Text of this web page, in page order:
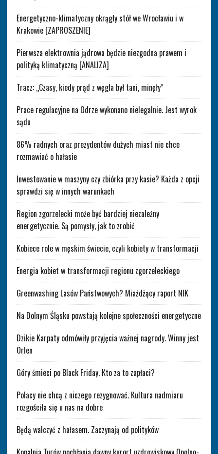
Energetyczno-klimatyczny okrągły stół we Wrocławiu i w
Krakowie [ZAPROSZENIE]
Pierwsza elektrownia jądrowa będzie niezgodna prawem i
polityką klimatyczną [ANALIZA]
Tracz: „Czasy, kiedy prąd z węgla był tani, minęły”
Prace regulacyjne na Odrze wykonano nielegalnie. Jest wyrok
sądu
86% radnych oraz prezydentów dużych miast nie chce
rozmawiać o hałasie
Inwestowanie w maszyny czy zbiórka przy kasie? Każda z opcji
sprawdzi się w innych warunkach
Region zgorzelecki może być bardziej niezależny
energetycznie. Są pomysły, jak to zrobić
Kobiece role w męskim świecie, czyli kobiety w transformacji
Energia kobiet w transformacji regionu zgorzeleckiego
Greenwashing Lasów Państwowych? Miażdżący raport NIK
Na Dolnym Śląsku powstają kolejne społeczności energetyczne
Dzikie Karpaty odmówiły przyjęcia ważnej nagrody. Winny jest
Orlen
Góry śmieci po Black Friday. Kto za to zapłaci?
Polacy nie chcą z niczego rezygnować. Kultura nadmiaru
rozgościła się u nas na dobre
Będą walczyć z hałasem. Zaczynają od polityków